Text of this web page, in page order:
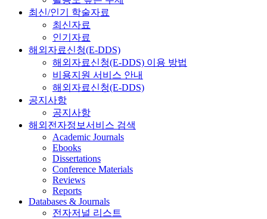
최신/인기 학술자료
최신자료
인기자료
해외자료신청(E-DDS)
해외자료신청(E-DDS) 이용 방법
비용지원 서비스 안내
해외자료신청(E-DDS)
공지사항
공지사항
해외전자정보서비스 검색
Academic Journals
Ebooks
Dissertations
Conference Materials
Reviews
Reports
Databases & Journals
전자저널 리스트